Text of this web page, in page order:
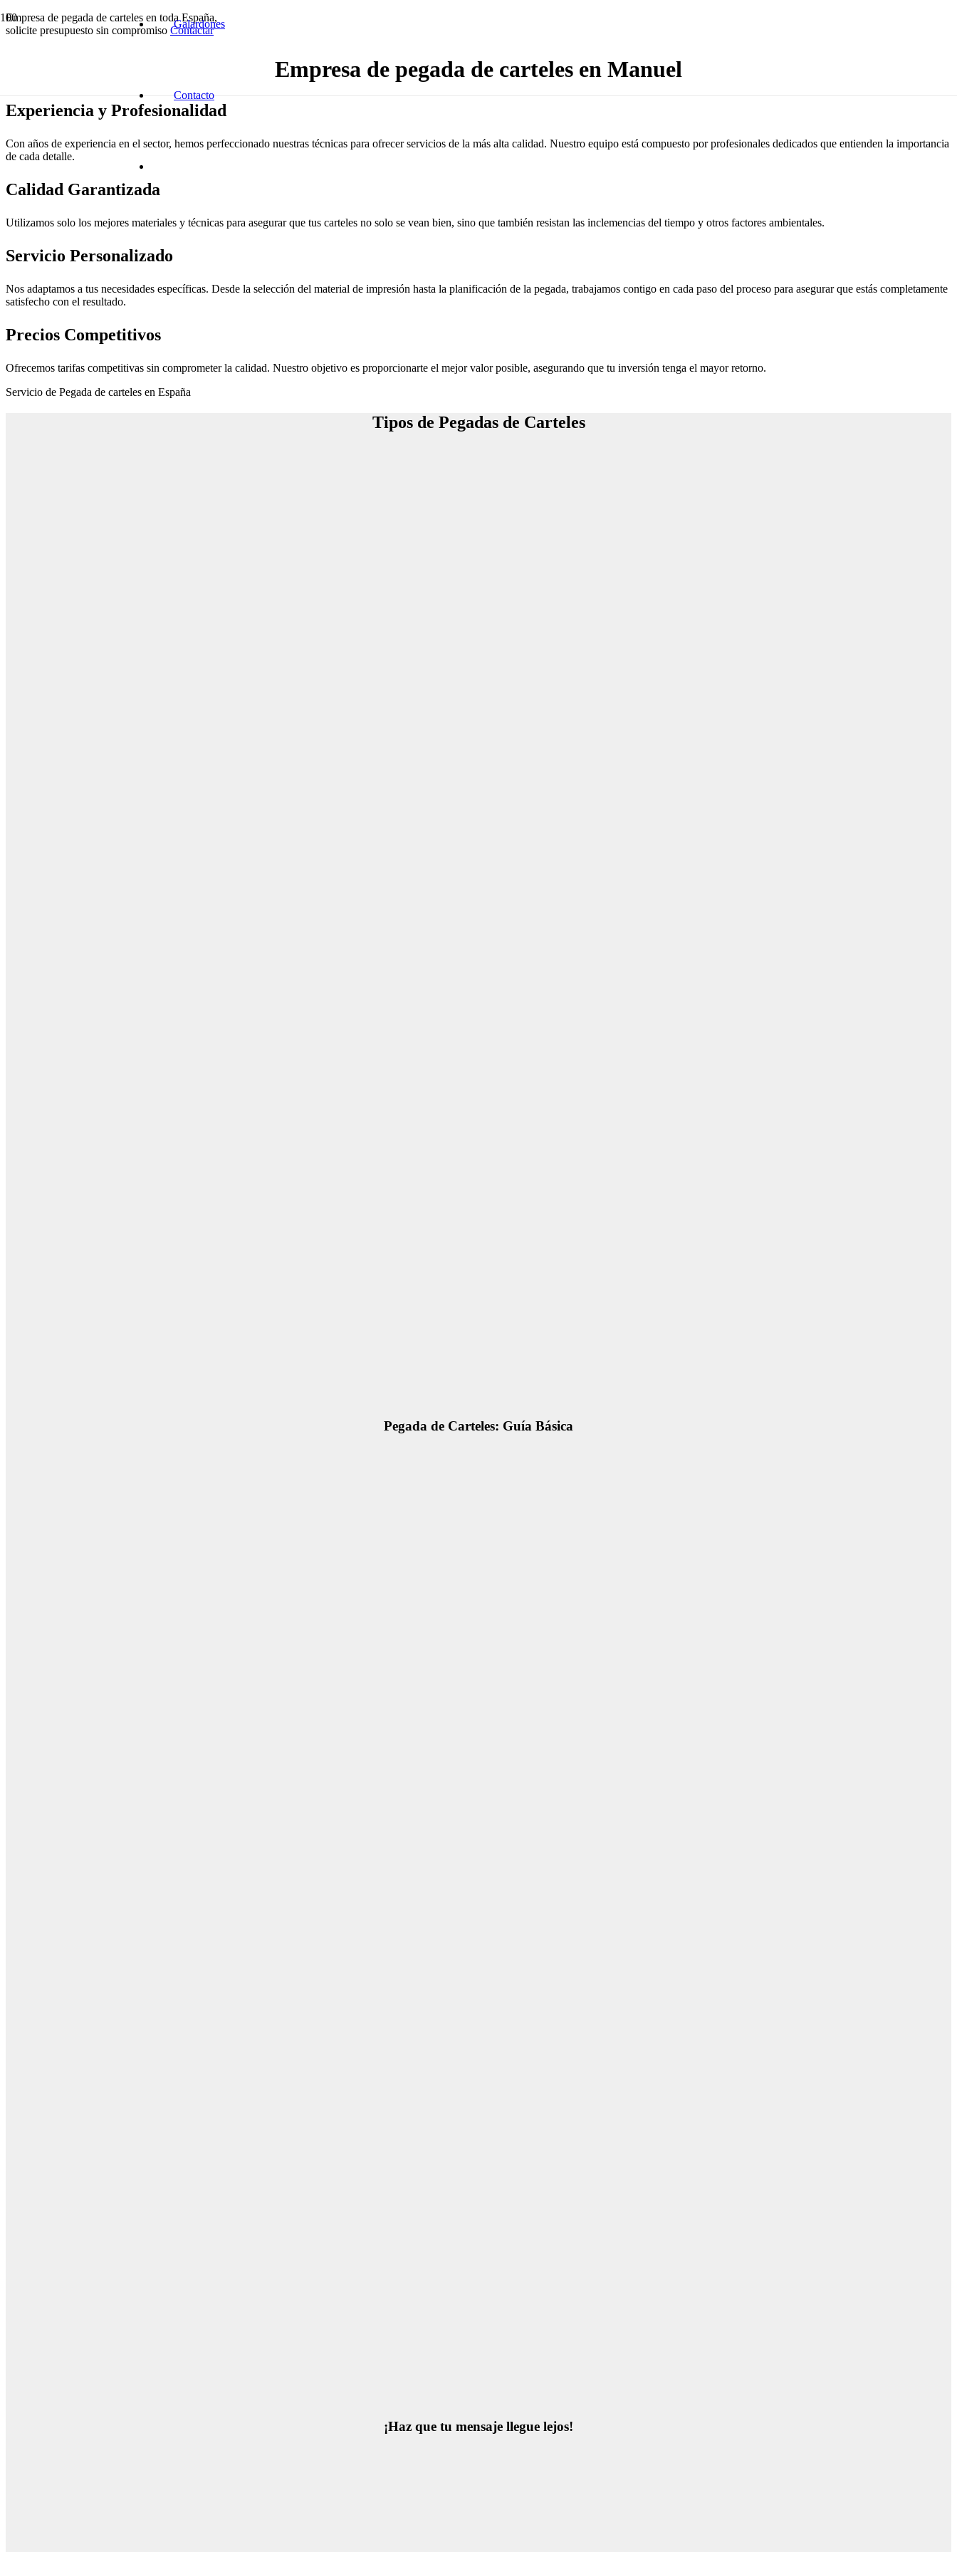
Galardones
Contacto
Empresa de pegada de carteles en toda España,
solicite presupuesto sin compromiso Contactar
Empresa de pegada de carteles en Manuel
Experiencia y Profesionalidad
Con años de experiencia en el sector, hemos perfeccionado nuestras técnicas para ofrecer servicios de la más alta calidad. Nuestro equipo está compuesto por profesionales dedicados que entienden la importancia
de cada detalle.
Calidad Garantizada
Utilizamos solo los mejores materiales y técnicas para asegurar que tus carteles no solo se vean bien, sino que también resistan las inclemencias del tiempo y otros factores ambientales.
Servicio Personalizado
Nos adaptamos a tus necesidades específicas. Desde la selección del material de impresión hasta la planificación de la pegada, trabajamos contigo en cada paso del proceso para asegurar que estás completamente
satisfecho con el resultado.
Precios Competitivos
Ofrecemos tarifas competitivas sin comprometer la calidad. Nuestro objetivo es proporcionarte el mejor valor posible, asegurando que tu inversión tenga el mayor retorno.
Servicio de Pegada de carteles en España
Tipos de Pegadas de Carteles
Pegada de Carteles: Guía Básica
¡Haz que tu mensaje llegue lejos!